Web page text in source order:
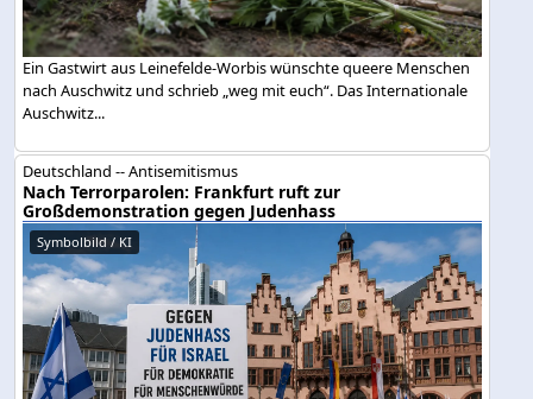
Ein Gastwirt aus Leinefelde-Worbis wünschte queere Menschen
nach Auschwitz und schrieb „weg mit euch“. Das Internationale
Auschwitz...
Deutschland -- Antisemitismus
Nach Terrorparolen: Frankfurt ruft zur
Großdemonstration gegen Judenhass
Symbolbild / KI